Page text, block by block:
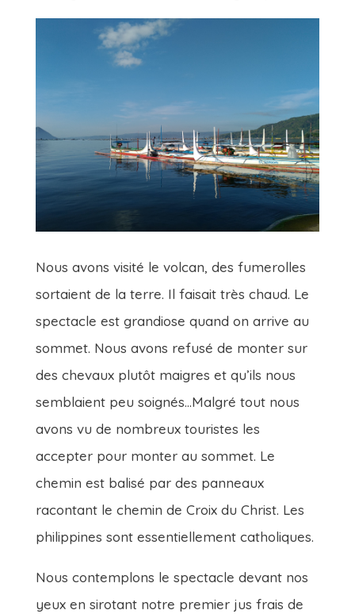
Nous avons visité le volcan, des fumerolles
sortaient de la terre. Il faisait très chaud. Le
spectacle est grandiose quand on arrive au
sommet. Nous avons refusé de monter sur
des chevaux plutôt maigres et qu’ils nous
semblaient peu soignés…Malgré tout nous
avons vu de nombreux touristes les
accepter pour monter au sommet. Le
chemin est balisé par des panneaux
racontant le chemin de Croix du Christ. Les
philippines sont essentiellement catholiques.
Nous contemplons le spectacle devant nos
yeux en sirotant notre premier jus frais de